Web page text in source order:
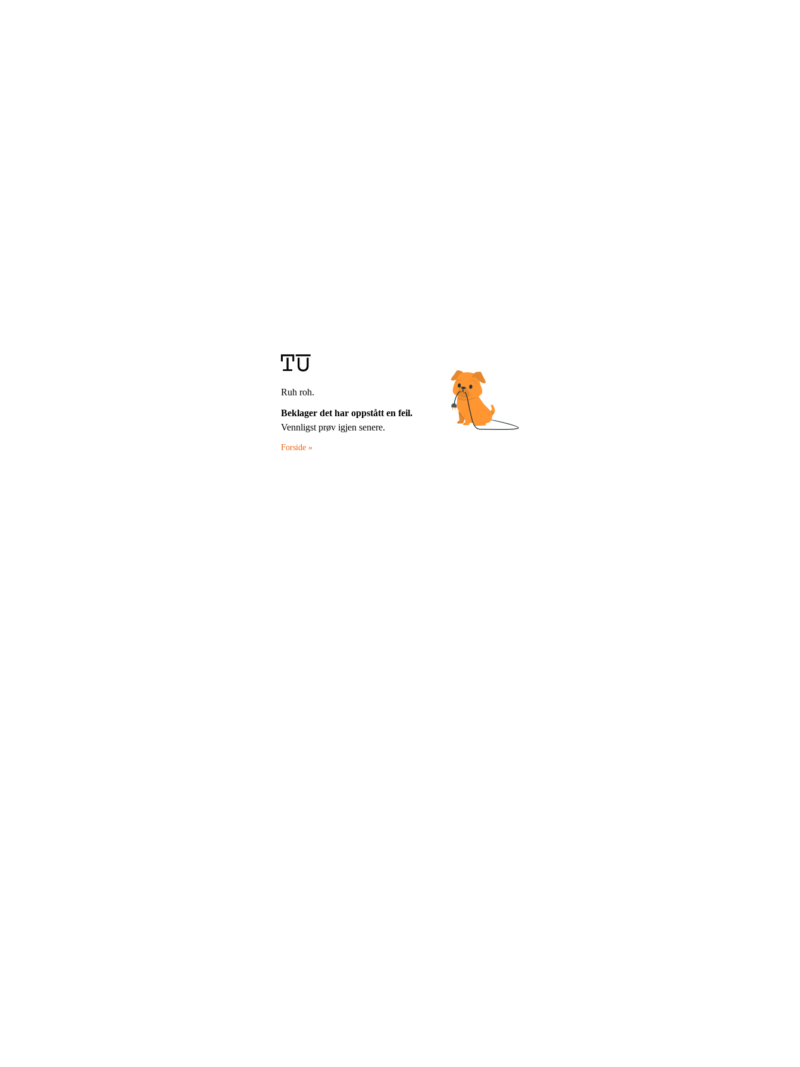
Ruh roh.
Beklager det har oppstått en feil.
Vennligst prøv igjen senere.
Forside »